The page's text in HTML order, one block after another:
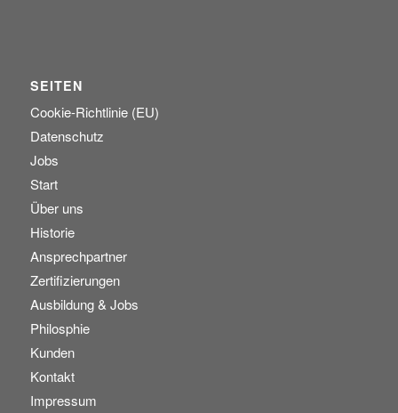
SEITEN
Cookie-Richtlinie (EU)
Datenschutz
Jobs
Start
Über uns
Historie
Ansprechpartner
Zertifizierungen
Ausbildung & Jobs
Philosphie
Kunden
Kontakt
Impressum